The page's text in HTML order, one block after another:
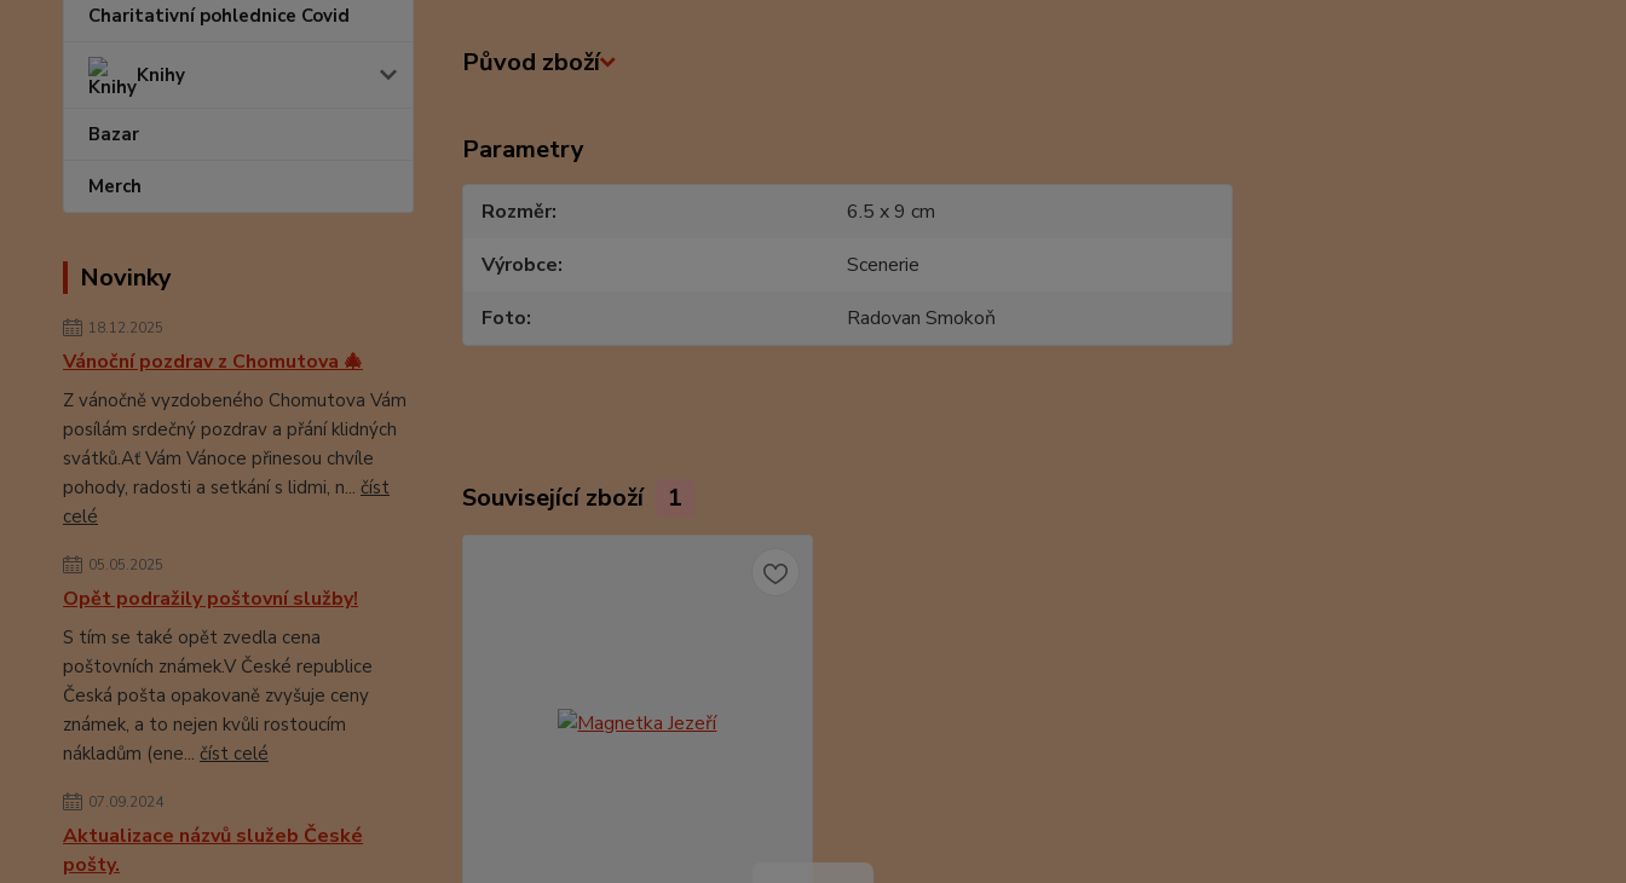
Charitativní pohlednice Covid
Knihy
Bazar
Merch
Novinky
18.12.2025
Vánoční pozdrav z Chomutova 🎄
Z vánočně vyzdobeného Chomutova Vám
posílám srdečný pozdrav a přání klidných
svátků.Ať Vám Vánoce přinesou chvíle
pohody, radosti a setkání s lidmi, n... číst
celé
05.05.2025
Opět podražily poštovní služby!
S tím se také opět zvedla cena
poštovních známek.V České republice
Česká pošta opakovaně zvyšuje ceny
známek, a to nejen kvůli rostoucím
nákladům (ene... číst celé
07.09.2024
Aktualizace názvů služeb České
pošty.
Původ zboží
Parametry
Rozměr
6.5 x 9 cm
Výrobce
Scenerie
Foto
Radovan Smokoň
Související zboží 1